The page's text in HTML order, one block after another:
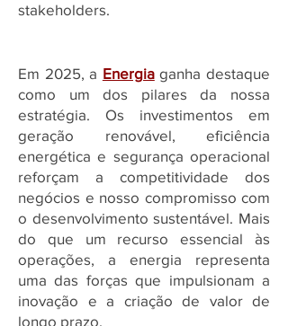
stakeholders.
Em 2025, a Energiaganha destaque
como um dos pilares da nossa
estratégia. Os investimentos em
geração renovável, eficiência
energética e segurança operacional
reforçam a competitividade dos
negócios e nosso compromisso com
o desenvolvimento sustentável. Mais
do que um recurso essencial às
operações, a energia representa
uma das forças que impulsionam a
inovação e a criação de valor de
longo prazo.